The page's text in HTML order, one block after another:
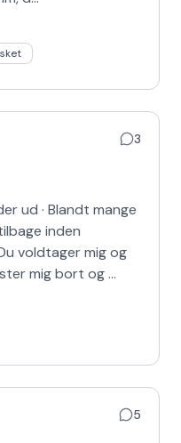
3
ud · Blandt mange
inden
voldtager mig og
mig bort og …
5